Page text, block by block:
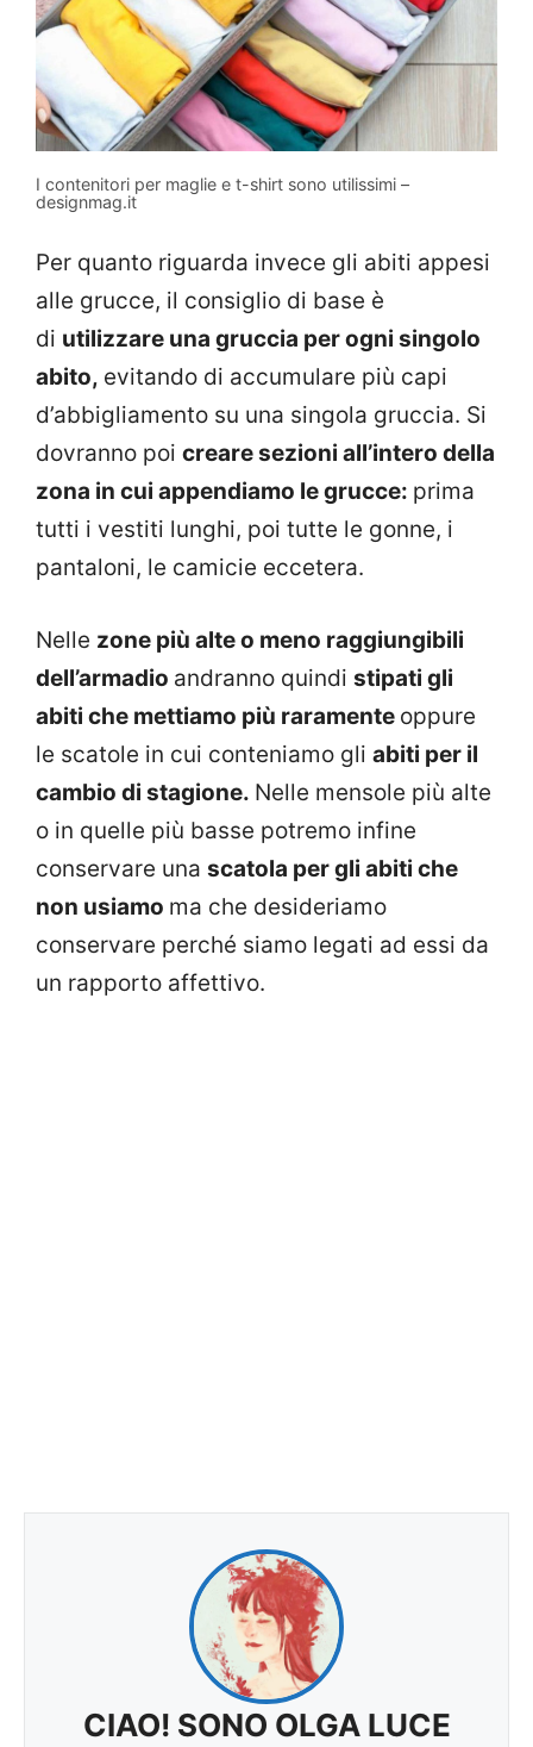
I contenitori per maglie e t-shirt sono utilissimi –
designmag.it
Per quanto riguarda invece gli abiti appesi
alle grucce, il consiglio di base è
di utilizzare una gruccia per ogni singolo
abito, evitando di accumulare più capi
d’abbigliamento su una singola gruccia. Si
dovranno poi creare sezioni all’intero della
zona in cui appendiamo le grucce: prima
tutti i vestiti lunghi, poi tutte le gonne, i
pantaloni, le camicie eccetera.
Nelle zone più alte o meno raggiungibili
dell’armadio andranno quindi stipati gli
abiti che mettiamo più raramente oppure
le scatole in cui conteniamo gli abiti per il
cambio di stagione. Nelle mensole più alte
o in quelle più basse potremo infine
conservare una scatola per gli abiti che
non usiamo ma che desideriamo
conservare perché siamo legati ad essi da
un rapporto affettivo.
CIAO! SONO OLGA LUCE